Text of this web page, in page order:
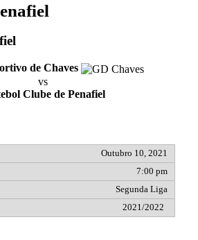
de Chaves
vs
Clube de Penafiel
Outubro 10, 2021
7:00 pm
Segunda Liga
2021/2022